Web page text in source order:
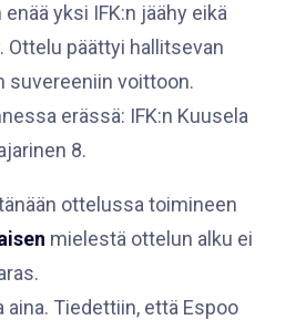
yksi IFK:n jäähy eikä
Ottelu päättyi hallitsevan
suvereeniin voittoon.
erässä: IFK:n Kuusela
8.
ottelussa toimineen
mielestä ottelun alku ei
aina. Tiedettiin, että Espoo